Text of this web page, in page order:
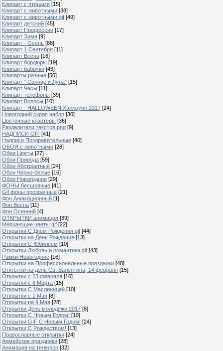
Клипарт с птицами [15]
Клипарт с животными [38]
Клипарт с животными gif [49]
Клипарт детский [45]
Клипарт Профессии [17]
Клипарт Зима [9]
Клипарт - Осень [88]
Клипарт 1 Сентября [11]
Клипарт Весна [16]
Клипарт бордюры [19]
Клипарт бабочки [43]
Клипарты разные [50]
Клипарт " Солнце и Луна" [15]
Клипарт Часы [11]
Клипарт телефоны [39]
Клипарт Волосы [10]
Клипарт - HALLOWEEN Хэллоуин 2017 [24]
Новогодний скрап набор [30]
Цветочные кластеры [36]
Разделители текстов png [9]
НАДПИСИ GIF [41]
Надписи Поздравительные [40]
ОБОИ с животными [28]
Обои Цветы [27]
Обои Природа [59]
Обои Абстрактные [24]
Обои Чёрно-белые [16]
Обои Новогодние [29]
ФОНЫ бесшовные [41]
Gif фоны прозрачные [21]
Фон Анимационный [1]
Фон Весна [11]
Фон Осенний [4]
ОТКРЫТКИ анимация [39]
Мерцающие цветы gif [22]
Открытки С Днём Рождения gif [44]
Открытки на День Рождения [13]
Открытки С Юбилеем [10]
Открытки Любовь и романтика gif [43]
Рамки Новогодние [16]
Открытки на Профессиональные праздники [48]
Отктытки на день Св. Валентина, 14 февраля [15]
Открытки с 23 февраля [16]
Открытки с 8 Марта [15]
Открытки С Масленицей [10]
Открытки с 1 Мая [8]
Открытки на 9 Мая [28]
Открытки День молодёжи 2017 [8]
Открытки С Новым Годом! [10]
Открытки GIF С Новым Годом! [24]
Открытки С Рождеством! [13]
Православные открытки [24]
Армейские праздники [28]
Анимация на телефон [32]